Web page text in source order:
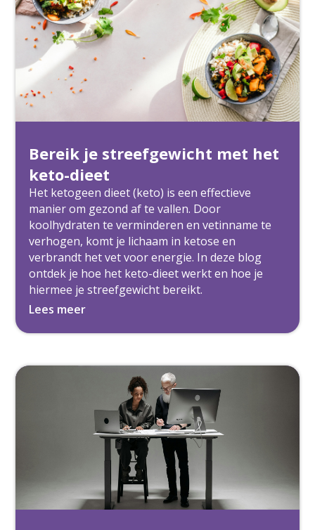
Bereik je streefgewicht met het
keto-dieet
Het ketogeen dieet (keto) is een effectieve
manier om gezond af te vallen. Door
koolhydraten te verminderen en vetinname te
verhogen, komt je lichaam in ketose en
verbrandt het vet voor energie. In deze blog
ontdek je hoe het keto-dieet werkt en hoe je
hiermee je streefgewicht bereikt.
Lees meer